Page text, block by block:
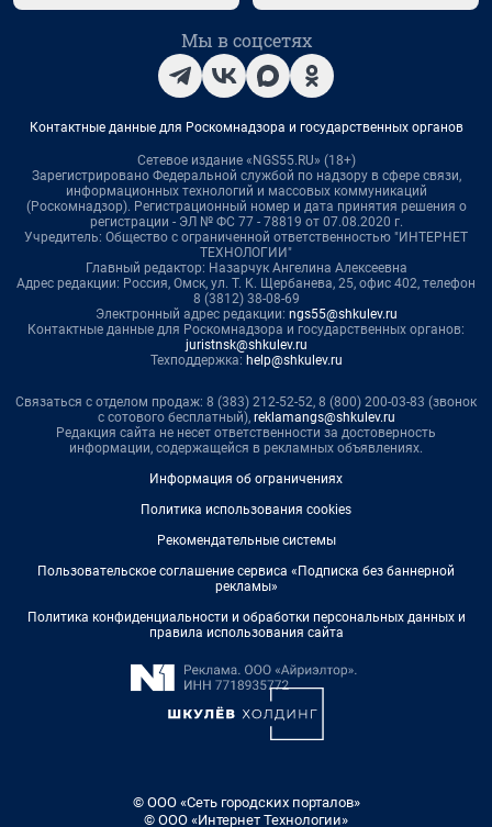
Мы в соцсетях
Контактные данные для Роскомнадзора и государственных органов
Сетевое издание «NGS55.RU» (18+)
Зарегистрировано Федеральной службой по надзору в сфере связи,
информационных технологий и массовых коммуникаций
(Роскомнадзор). Регистрационный номер и дата принятия решения о
регистрации - ЭЛ № ФС 77 - 78819 от 07.08.2020 г.
Учредитель: Общество с ограниченной ответственностью "ИНТЕРНЕТ
ТЕХНОЛОГИИ"
Главный редактор: Назарчук Ангелина Алексеевна
Адрес редакции: Россия, Омск, ул. Т. К. Щербанева, 25, офис 402, телефон
8 (3812) 38-08-69
Электронный адрес редакции: ngs55@shkulev.ru
Контактные данные для Роскомнадзора и государственных органов:
juristnsk@shkulev.ru
Техподдержка: help@shkulev.ru
Связаться с отделом продаж: 8 (383) 212-52-52, 8 (800) 200-03-83 (звонок
с сотового бесплатный), reklamangs@shkulev.ru
Редакция сайта не несет ответственности за достоверность
информации, содержащейся в рекламных объявлениях.
Информация об ограничениях
Политика использования cookies
Рекомендательные системы
Пользовательское соглашение сервиса «Подписка без баннерной
рекламы»
Политика конфиденциальности и обработки персональных данных и
правила использования сайта
© ООО «Сеть городских порталов»
© ООО «Интернет Технологии»